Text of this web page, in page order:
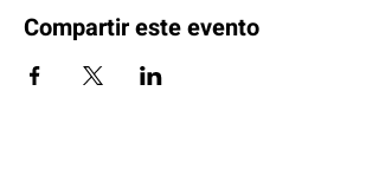
Compartir este evento